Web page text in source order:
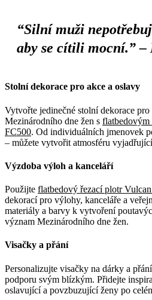
“Silní muži
aby se cítili mocní.” –
Stolní dekorace pro akce a oslavy
Vytvořte jedinečné stolní dekorace
Mezinárodního dne žen s
FC500. Od individuálních jmenovek
– můžete vytvořit atmosféru
Výzdoba výloh a kanceláří
Použijte flatbedový řezací plotr
dekorací pro výlohy, kanceláře a
materiály a barvy k vytvoření
význam Mezinárodního dne žen.
Visačky a přání
Personalizujte visačky na dárky a
podporu svým blízkým. Přidejte
oslavující a povzbuzující ženy po